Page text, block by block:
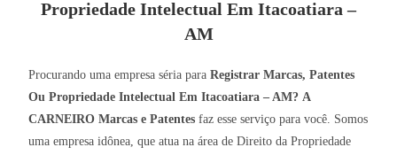
Propriedade Intelectual Em Itacoatiara –
AM
Procurando uma empresa séria paraRegistrar Marcas, Patentes
Ou Propriedade Intelectual Em Itacoatiara – AM? A
CARNEIRO Marcas e Patentes faz esse serviço para você. Somos
uma empresa idônea, que atua na área de Direito da Propriedade